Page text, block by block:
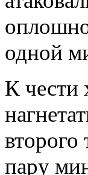
одной
К чести
пару